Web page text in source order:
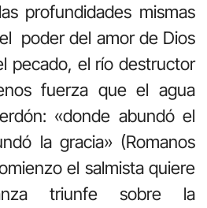
profundidades mismas
poder del amor de Dios
pecado, el río destructor
fuerza que el agua
«donde abundó el
la gracia» (Romanos
el salmista quiere
triunfe sobre la